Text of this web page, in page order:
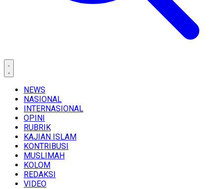
NEWS
NASIONAL
INTERNASIONAL
OPINI
RUBRIK
KAJIAN ISLAM
KONTRIBUSI
MUSLIMAH
KOLOM
REDAKSI
VIDEO